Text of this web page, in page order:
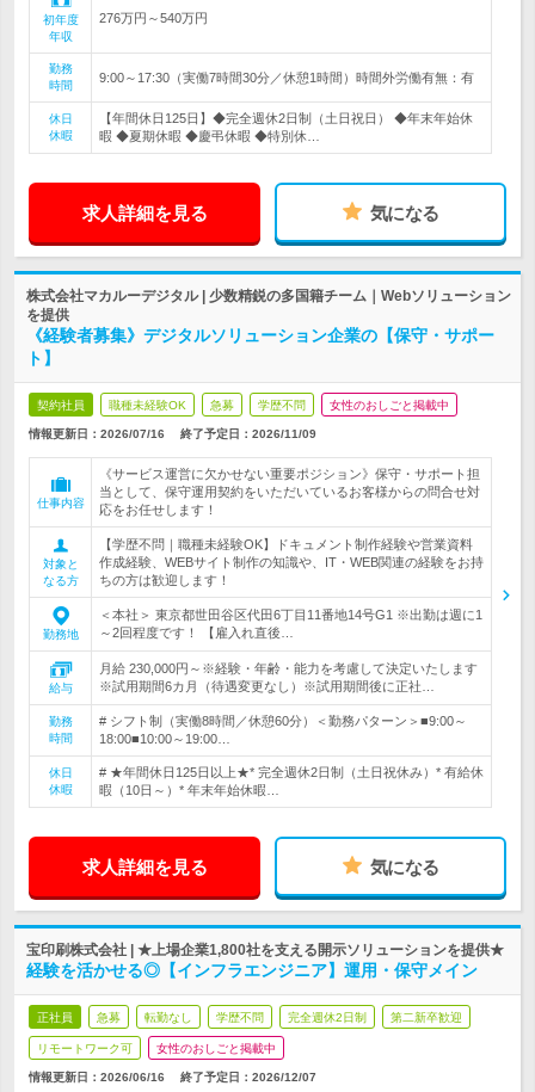
初年度
年収
276万円～540万円
勤務
時間
9:00～17:30（実働7時間30分／休憩1時間）時間外労働有無：有
休日
休暇
【年間休日125日】◆完全週休2日制（土日祝日） ◆年末年始休
暇 ◆夏期休暇 ◆慶弔休暇 ◆特別休…
求人詳細を見る 気になる
株式会社マカルーデジタル | 少数精鋭の多国籍チーム｜Webソリューション
を提供
《経験者募集》デジタルソリューション企業の【保守・サポー
ト】
契約社員 職種未経験OK 急募 学歴不問 女性のおしごと掲載中
情報更新日：2026/07/16 終了予定日： 2026/11/09
仕事内容
《サービス運営に欠かせない重要ポジション》保守・サポート担
当として、保守運用契約をいただいているお客様からの問合せ対
応をお任せします！
対象と
なる方
【学歴不問｜職種未経験OK】ドキュメント制作経験や営業資料
作成経験、WEBサイト制作の知識や、IT・WEB関連の経験をお持
ちの方は歓迎します！
勤務地
＜本社＞ 東京都世田谷区代田6丁目11番地14号G1 ※出勤は週に1
～2回程度です！ 【雇入れ直後…
給与
月給 230,000円～※経験・年齢・能力を考慮して決定いたします
※試用期間6カ月（待遇変更なし）※試用期間後に正社…
勤務
時間
# シフト制（実働8時間／休憩60分）＜勤務パターン＞■9:00～
18:00■10:00～19:00…
休日
休暇
# ★年間休日125日以上★* 完全週休2日制（土日祝休み）* 有給休
暇（10日～）* 年末年始休暇…
求人詳細を見る 気になる
宝印刷株式会社 | ★上場企業1,800社を支える開示ソリューションを提供★
経験を活かせる◎【インフラエンジニア】運用・保守メイン
正社員 急募 転勤なし 学歴不問 完全週休2日制 第二新卒歓迎
リモートワーク可 女性のおしごと掲載中
情報更新日：2026/06/16 終了予定日： 2026/12/07